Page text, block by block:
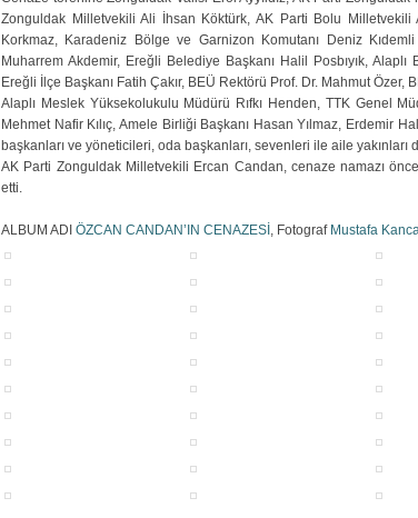
Zonguldak Milletvekili Ali İhsan Köktürk, AK Parti Bolu
Korkmaz, Karadeniz Bölge ve Garnizon Komutanı Deniz
Muharrem Akdemir, Ereğli Belediye Başkanı Halil Posbıyık,
Ereğli İlçe Başkanı Fatih Çakır, BEÜ Rektörü Prof. Dr. Mahmut Özer,
Alaplı Meslek Yüksekolukulu Müdürü Rıfkı Henden, TTK Genel
Mehmet Nafir Kılıç, Amele Birliği Başkanı Hasan Yılmaz, Erdemir
başkanları ve yöneticileri, oda başkanları, sevenleri ile aile yakınları
AK Parti Zonguldak Milletvekili Ercan Candan, cenaze namazı
etti.
ALBUM ADI ÖZCAN CANDAN’IN CENAZESİ , Fotograf Mustafa